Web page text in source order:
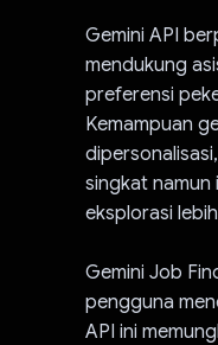
Gemini API
mendukung
preferensi
Kemampuan
singkat
eksplorasi
Gemini Job
pengguna
API ini